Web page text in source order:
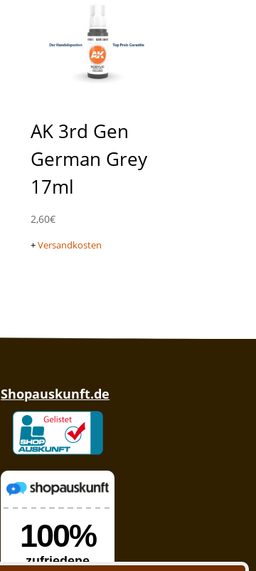
AK 3rd Gen
German Grey
17ml
2,60€
+Versandkosten
Shopauskunft.de